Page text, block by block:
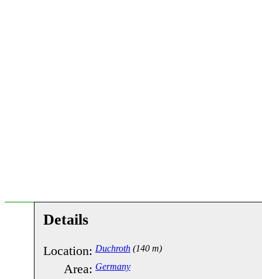
Details
Location: Duchroth (140 m)
Area: Germany